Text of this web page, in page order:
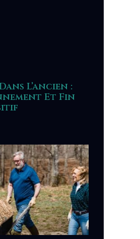
L’ancien :
Et Fin